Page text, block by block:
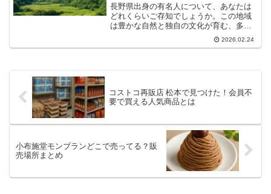
長野県出身の有名人について、あなたは
どれくらいご存知でしょうか。この地域
は豊かな自然と独自の文化が育む、多種
多様な才能の宝庫として知られていま
す。この記事では、長野県が誇るスター
2026.02.24
コストコ再販店 松本で見つけた！会員不
要で買える人気商品とは
小布施堂モンブランどこで売ってる？販
売場所まとめ